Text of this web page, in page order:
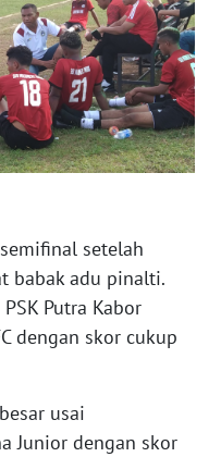
setelah
babak adu pinalti.
Putra Kabor
dengan skor cukup
usai
Junior dengan skor